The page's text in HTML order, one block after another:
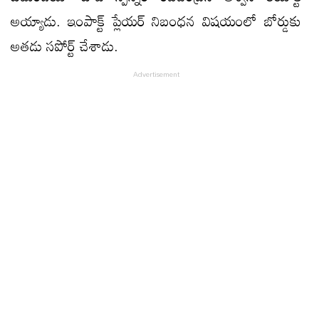
అయ్యాడు. ఇంపాక్ట్ ప్లేయర్ నిబంధన విషయంలో బోర్డుకు
అతడు సపోర్ట్ చేశాడు.